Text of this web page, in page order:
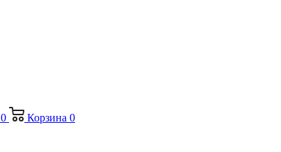
0 Корзина 0